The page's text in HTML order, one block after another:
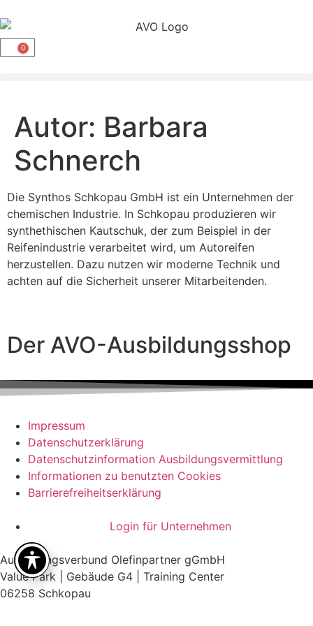
0
Autor: Barbara
Schnerch
Die Synthos Schkopau GmbH ist ein Unternehmen der
chemischen Industrie. In Schkopau produzieren wir
synthethischen Kautschuk, der zum Beispiel in der
Reifenindustrie verarbeitet wird, um Autoreifen
herzustellen. Dazu nutzen wir moderne Technik und
achten auf die Sicherheit unserer Mitarbeitenden.
Der AVO-Ausbildungsshop
Impressum
Datenschutzerklärung
Datenschutzinformation Ausbildungsvermittlung
Informationen zu benutzten Cookies
Barrierefreiheitserklärung
Login für Unternehmen
Ausbildungsverbund Olefinpartner gGmbH
Value Park | Gebäude G4 | Training Center
06258 Schkopau